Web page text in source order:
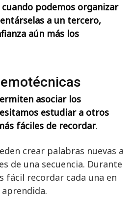
cuando podemos organizar
a un tercero,
aún más los
asociar los
estudiar a otros
fáciles de recordar.
crear palabras nuevas a
de una secuencia. Durante
fácil recordar cada una en